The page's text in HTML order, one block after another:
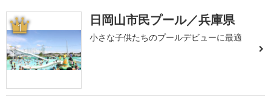
1 日岡山市民プール／兵庫県
小さな子供たちのプールデビューに最適